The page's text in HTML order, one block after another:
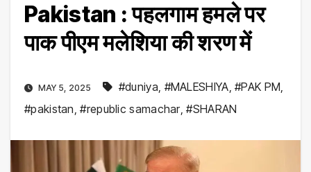
Pakistan : पहलगाम हमले पर
पाक पीएम मलेशिया की शरण में
MAY 5, 2025 #duniya, #MALESHIYA,#PAK PM,
#pakistan,#republic samachar,#SHARAN